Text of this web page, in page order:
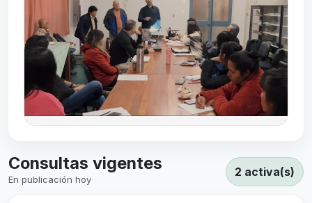
Consultas vigentes
En publicación hoy
2 activa(s)